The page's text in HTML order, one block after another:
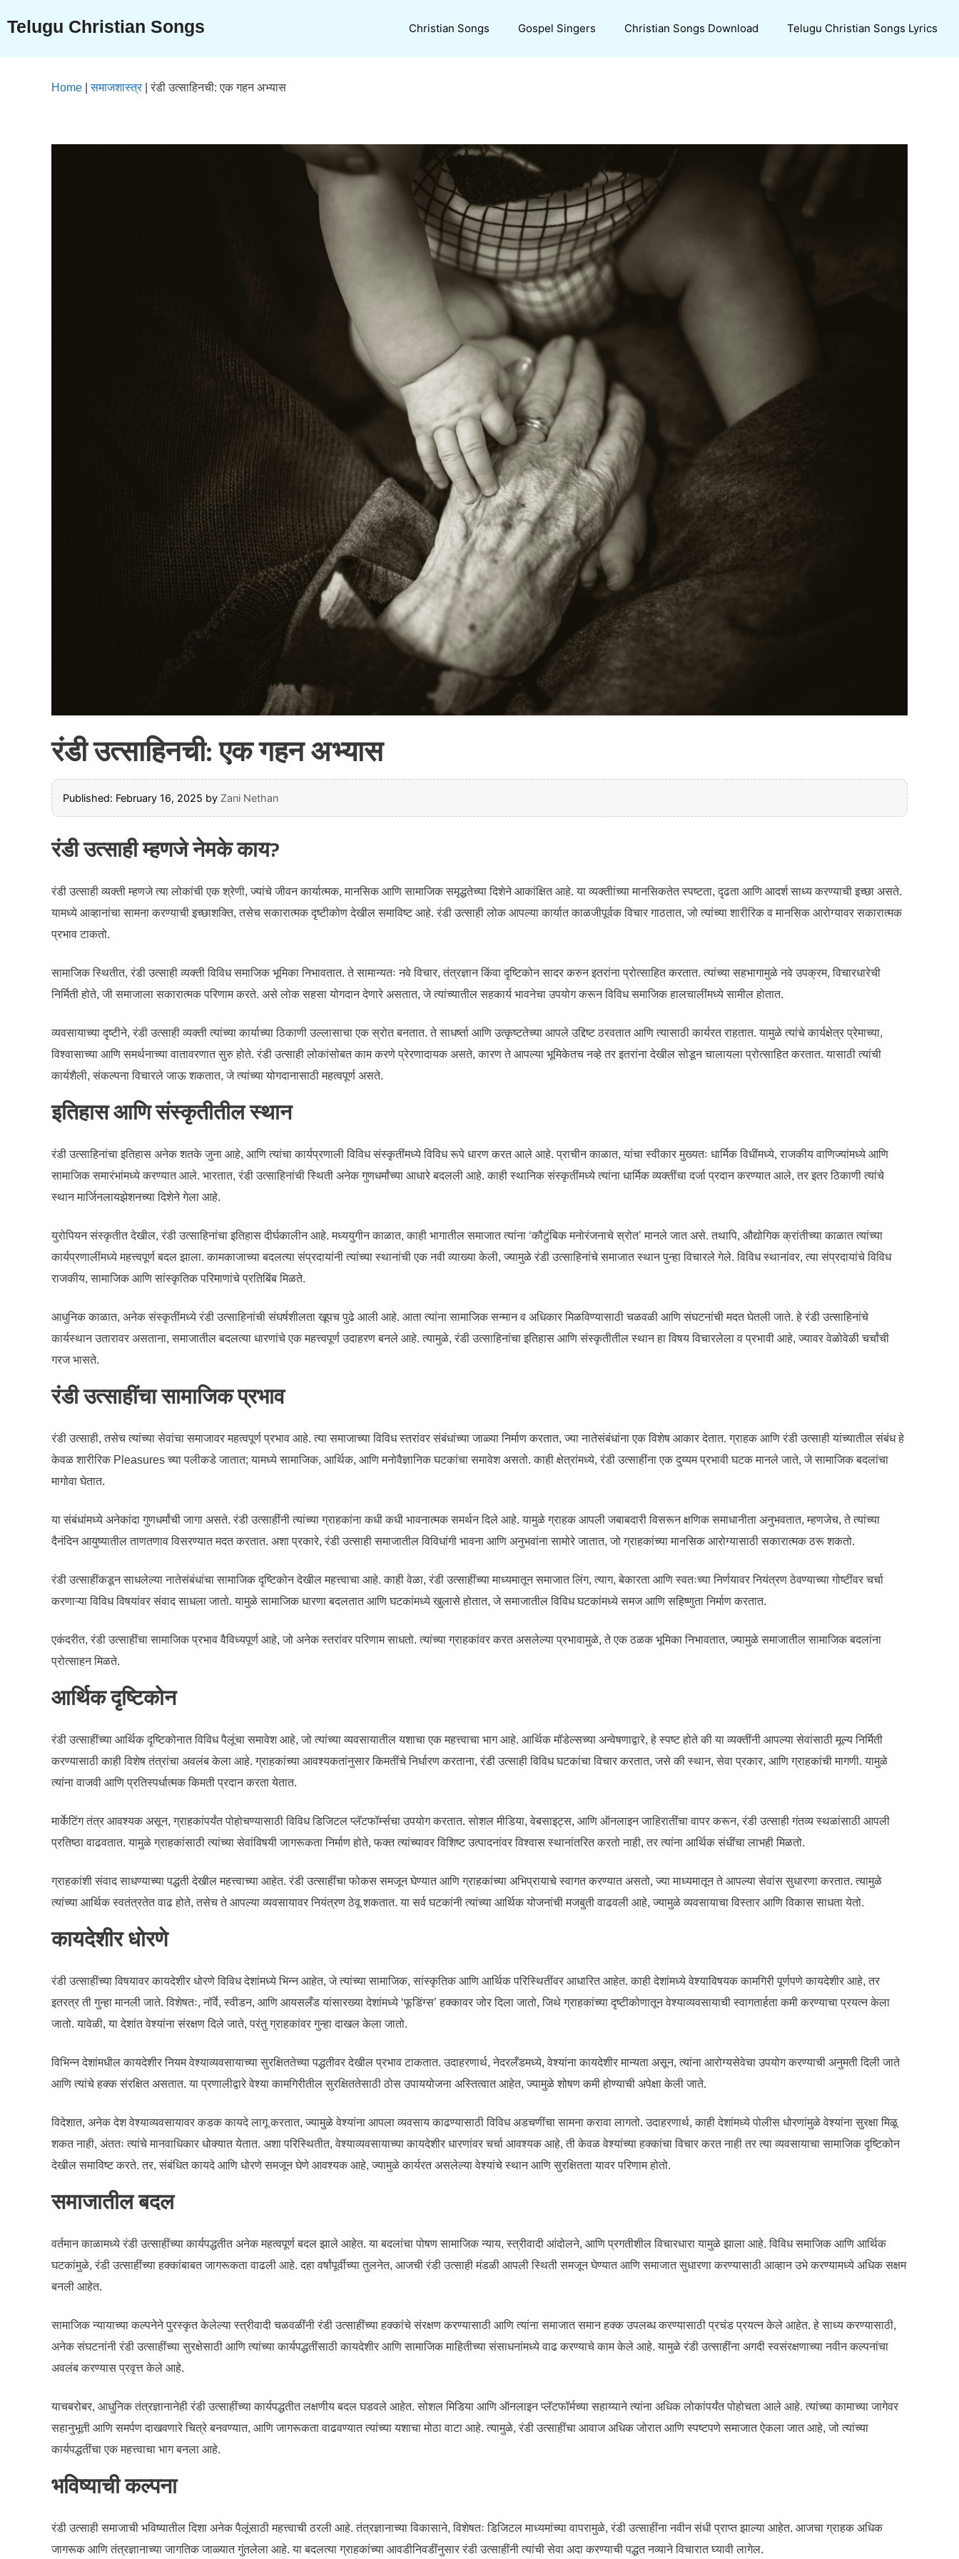
content
Telugu Christian Songs Christian Songs Gospel Singers Christian Songs Download Telugu Christian Songs Lyrics
Home |समाजशास्त्र |रंडी उत्साहिनची: एक गहन अभ्यास
रंडी उत्साहिनची: एक गहन अभ्यास
Published: February 16, 2025 by Zani Nethan
रंडी उत्साही म्हणजे नेमके काय?
रंडी उत्साही व्यक्ती म्हणजे त्या लोकांची एक श्रेणी, ज्यांचे जीवन कार्यात्मक, मानसिक आणि सामाजिक समृद्धतेच्या दिशेने आकांक्षित आहे. या व्यक्तीांच्या मानसिकतेत स्पष्टता, दृढता आणि आदर्श साध्य करण्याची इच्छा असते.
यामध्ये आव्हानांचा सामना करण्याची इच्छाशक्ति, तसेच सकारात्मक दृष्टीकोण देखील समाविष्ट आहे. रंडी उत्साही लोक आपल्या कार्यात काळजीपूर्वक विचार गाठतात, जो त्यांच्या शारीरिक व मानसिक आरोग्यावर सकारात्मक
प्रभाव टाकतो.
सामाजिक स्थितीत, रंडी उत्साही व्यक्ती विविध समाजिक भूमिका निभावतात. ते सामान्यतः नवे विचार, तंत्रज्ञान किंवा दृष्टिकोन सादर करुन इतरांना प्रोत्साहित करतात. त्यांच्या सहभागामुळे नवे उपक्रम, विचारधारेची
निर्मिती होते, जी समाजाला सकारात्मक परिणाम करते. असे लोक सहसा योगदान देणारे असतात, जे त्यांच्यातील सहकार्य भावनेचा उपयोग करून विविध समाजिक हालचालींमध्ये सामील होतात.
व्यवसायाच्या दृष्टीने, रंडी उत्साही व्यक्ती त्यांच्या कार्याच्या ठिकाणी उल्लासाचा एक स्रोत बनतात. ते साधर्ष्ता आणि उत्कृष्टतेच्या आपले उद्दिष्ट ठरवतात आणि त्यासाठी कार्यरत राहतात. यामुळे त्यांचे कार्यक्षेत्र प्रेमाच्या,
विश्वासाच्या आणि समर्थनाच्या वातावरणात सुरु होते. रंडी उत्साही लोकांसोबत काम करणे प्रेरणादायक असते, कारण ते आपल्या भूमिकेतच नव्हे तर इतरांना देखील सोडून चालायला प्रोत्साहित करतात. यासाठी त्यांची
कार्यशैली, संकल्पना विचारले जाऊ शकतात, जे त्यांच्या योगदानासाठी महत्वपूर्ण असते.
इतिहास आणि संस्कृतीतील स्थान
रंडी उत्साहिनांचा इतिहास अनेक शतके जुना आहे, आणि त्यांचा कार्यप्रणाली विविध संस्कृतींमध्ये विविध रूपे धारण करत आले आहे. प्राचीन काळात, यांचा स्वीकार मुख्यतः धार्मिक विधींमध्ये, राजकीय वाणिज्यांमध्ये आणि
सामाजिक समारंभांमध्ये करण्यात आले. भारतात, रंडी उत्साहिनांची स्थिती अनेक गुणधर्मांच्या आधारे बदलली आहे. काही स्थानिक संस्कृतींमध्ये त्यांना धार्मिक व्यक्तींचा दर्जा प्रदान करण्यात आले, तर इतर ठिकाणी त्यांचे
स्थान मार्जिनलायझेशनच्या दिशेने गेला आहे.
युरोपियन संस्कृतीत देखील, रंडी उत्साहिनांचा इतिहास दीर्घकालीन आहे. मध्ययुगीन काळात, काही भागातील समाजात त्यांना ‘कौटुंबिक मनोरंजनाचे स्रोत’ मानले जात असे. तथापि, औद्योगिक क्रांतीच्या काळात त्यांच्या
कार्यप्रणालींमध्ये महत्त्वपूर्ण बदल झाला. कामकाजाच्या बदलत्या संप्रदायांनी त्यांच्या स्थानांची एक नवी व्याख्या केली, ज्यामुळे रंडी उत्साहिनांचे समाजात स्थान पुन्हा विचारले गेले. विविध स्थानांवर, त्या संप्रदायांचे विविध
राजकीय, सामाजिक आणि सांस्कृतिक परिमाणांचे प्रतिबिंब मिळते.
आधुनिक काळात, अनेक संस्कृतींमध्ये रंडी उत्साहिनांची संघर्षशीलता खूपच पुढे आली आहे. आता त्यांना सामाजिक सन्मान व अधिकार मिळविण्यासाठी चळवळी आणि संघटनांची मदत घेतली जाते. हे रंडी उत्साहिनांचे
कार्यस्थान उतारावर असताना, समाजातील बदलत्या धारणांचे एक महत्त्वपूर्ण उदाहरण बनले आहे. त्यामुळे, रंडी उत्साहिनांचा इतिहास आणि संस्कृतीतील स्थान हा विषय विचारलेला व प्रभावी आहे, ज्यावर वेळोवेळी चर्चांची
गरज भासते.
रंडी उत्साहींचा सामाजिक प्रभाव
रंडी उत्साही, तसेच त्यांच्या सेवांचा समाजावर महत्वपूर्ण प्रभाव आहे. त्या समाजाच्या विविध स्तरांवर संबंधांच्या जाळ्या निर्माण करतात, ज्या नातेसंबंधांना एक विशेष आकार देतात. ग्राहक आणि रंडी उत्साही यांच्यातील संबंध हे
केवळ शारीरिक Pleasures च्या पलीकडे जातात; यामध्ये सामाजिक, आर्थिक, आणि मनोवैज्ञानिक घटकांचा समावेश असतो. काही क्षेत्रांमध्ये, रंडी उत्साहींना एक दुय्यम प्रभावी घटक मानले जाते, जे सामाजिक बदलांचा
मागोवा घेतात.
या संबंधांमध्ये अनेकांदा गुणधर्मांची जागा असते. रंडी उत्साहींनी त्यांच्या ग्राहकांना कधी कधी भावनात्मक समर्थन दिले आहे. यामुळे ग्राहक आपली जबाबदारी विसरून क्षणिक समाधानीता अनुभवतात, म्हणजेच, ते त्यांच्या
दैनंदिन आयुष्यातील ताणतणाव विसरण्यात मदत करतात. अशा प्रकारे, रंडी उत्साही समाजातील विविधांगी भावना आणि अनुभवांना सामोरे जातात, जो ग्राहकांच्या मानसिक आरोग्यासाठी सकारात्मक ठरू शकतो.
रंडी उत्साहींकडून साधलेल्या नातेसंबंधांचा सामाजिक दृष्टिकोन देखील महत्त्वाचा आहे. काही वेळा, रंडी उत्साहींच्या माध्यमातून समाजात लिंग, त्याग, बेकारता आणि स्वतःच्या निर्णयावर नियंत्रण ठेवण्याच्या गोष्टींवर चर्चा
करणाऱ्या विविध विषयांवर संवाद साधला जातो. यामुळे सामाजिक धारणा बदलतात आणि घटकांमध्ये खुलासे होतात, जे समाजातील विविध घटकांमध्ये समज आणि सहिष्णुता निर्माण करतात.
एकंदरीत, रंडी उत्साहींचा सामाजिक प्रभाव वैविध्यपूर्ण आहे, जो अनेक स्तरांवर परिणाम साधतो. त्यांच्या ग्राहकांवर करत असलेल्या प्रभावामुळे, ते एक ठळक भूमिका निभावतात, ज्यामुळे समाजातील सामाजिक बदलांना
प्रोत्साहन मिळते.
आर्थिक दृष्टिकोन
रंडी उत्साहींच्या आर्थिक दृष्टिकोनात विविध पैलूंचा समावेश आहे, जो त्यांच्या व्यवसायातील यशाचा एक महत्त्वाचा भाग आहे. आर्थिक मॉडेल्सच्या अन्वेषणाद्वारे, हे स्पष्ट होते की या व्यक्तींनी आपल्या सेवांसाठी मूल्य निर्मिती
करण्यासाठी काही विशेष तंत्रांचा अवलंब केला आहे. ग्राहकांच्या आवश्यकतांनुसार किमतींचे निर्धारण करताना, रंडी उत्साही विविध घटकांचा विचार करतात, जसे की स्थान, सेवा प्रकार, आणि ग्राहकांची मागणी. यामुळे
त्यांना वाजवी आणि प्रतिस्पर्धात्मक किमती प्रदान करता येतात.
मार्केटिंग तंत्र आवश्यक असून, ग्राहकांपर्यंत पोहोचण्यासाठी विविध डिजिटल प्लॅटफॉर्म्सचा उपयोग करतात. सोशल मीडिया, वेबसाइट्स, आणि ऑनलाइन जाहिरातींचा वापर करून, रंडी उत्साही गंतव्य स्थळांसाठी आपली
प्रतिष्ठा वाढवतात. यामुळे ग्राहकांसाठी त्यांच्या सेवांविषयी जागरूकता निर्माण होते, फक्त त्यांच्यावर विशिष्ट उत्पादनांवर विश्वास स्थानांतरित करतो नाही, तर त्यांना आर्थिक संधींचा लाभही मिळतो.
ग्राहकांशी संवाद साधण्याच्या पद्धती देखील महत्त्वाच्या आहेत. रंडी उत्साहींचा फोकस समजून घेण्यात आणि ग्राहकांच्या अभिप्रायाचे स्वागत करण्यात असतो, ज्या माध्यमातून ते आपल्या सेवांस सुधारणा करतात. त्यामुळे
त्यांच्या आर्थिक स्वतंत्रतेत वाढ होते, तसेच ते आपल्या व्यवसायावर नियंत्रण ठेवू शकतात. या सर्व घटकांनी त्यांच्या आर्थिक योजनांची मजबुती वाढवली आहे, ज्यामुळे व्यवसायाचा विस्तार आणि विकास साधता येतो.
कायदेशीर धोरणे
रंडी उत्साहींच्या विषयावर कायदेशीर धोरणे विविध देशांमध्ये भिन्न आहेत, जे त्यांच्या सामाजिक, सांस्कृतिक आणि आर्थिक परिस्थितींवर आधारित आहेत. काही देशांमध्ये वेश्याविषयक कामगिरी पूर्णपणे कायदेशीर आहे, तर
इतरत्र ती गुन्हा मानली जाते. विशेषतः, नॉर्वे, स्वीडन, आणि आयसलँड यांसारख्या देशांमध्ये ‘फूडिंग्स’ हक्कावर जोर दिला जातो, जिथे ग्राहकांच्या दृष्टीकोणातून वेश्याव्यवसायाची स्वागतार्हता कमी करण्याचा प्रयत्न केला
जातो. यावेळी, या देशांत वेश्यांना संरक्षण दिले जाते, परंतु ग्राहकांवर गुन्हा दाखल केला जातो.
विभिन्न देशांमधील कायदेशीर नियम वेश्याव्यवसायाच्या सुरक्षिततेच्या पद्धतीवर देखील प्रभाव टाकतात. उदाहरणार्थ, नेदरलँडमध्ये, वेश्यांना कायदेशीर मान्यता असून, त्यांना आरोग्यसेवेचा उपयोग करण्याची अनुमती दिली जाते
आणि त्यांचे हक्क संरक्षित असतात. या प्रणालीद्वारे वेश्या कामगिरीतील सुरक्षिततेसाठी ठोस उपाययोजना अस्तित्वात आहेत, ज्यामुळे शोषण कमी होण्याची अपेक्षा केली जाते.
विदेशात, अनेक देश वेश्याव्यवसायावर कडक कायदे लागू करतात, ज्यामुळे वेश्यांना आपला व्यवसाय काढण्यासाठी विविध अडचणींचा सामना करावा लागतो. उदाहरणार्थ, काही देशांमध्ये पोलीस धोरणांमुळे वेश्यांना सुरक्षा मिळू
शकत नाही, अंततः त्यांचे मानवाधिकार धोक्यात येतात. अशा परिस्थितीत, वेश्याव्यवसायाच्या कायदेशीर धारणांवर चर्चा आवश्यक आहे, ती केवळ वेश्यांच्या हक्कांचा विचार करत नाही तर त्या व्यवसायाचा सामाजिक दृष्टिकोन
देखील समाविष्ट करते. तर, संबंधित कायदे आणि धोरणे समजून घेणे आवश्यक आहे, ज्यामुळे कार्यरत असलेल्या वेश्यांचे स्थान आणि सुरक्षितता यावर परिणाम होतो.
समाजातील बदल
वर्तमान काळामध्ये रंडी उत्साहींच्या कार्यपद्धतीत अनेक महत्वपूर्ण बदल झाले आहेत. या बदलांचा पोषण सामाजिक न्याय, स्त्रीवादी आंदोलने, आणि प्रगतीशील विचारधारा यामुळे झाला आहे. विविध समाजिक आणि आर्थिक
घटकांमुळे, रंडी उत्साहींच्या हक्कांबाबत जागरूकता वाढली आहे. दहा वर्षांपूर्वीच्या तुलनेत, आजची रंडी उत्साही मंडळी आपली स्थिती समजून घेण्यात आणि समाजात सुधारणा करण्यासाठी आव्हान उभे करण्यामध्ये अधिक सक्षम
बनली आहेत.
सामाजिक न्यायाच्या कल्पनेने पुरस्कृत केलेल्या स्त्रीवादी चळवळींनी रंडी उत्साहींच्या हक्कांचे संरक्षण करण्यासाठी आणि त्यांना समाजात समान हक्क उपलब्ध करण्यासाठी प्रचंड प्रयत्न केले आहेत. हे साध्य करण्यासाठी,
अनेक संघटनांनी रंडी उत्साहींच्या सुरक्षेसाठी आणि त्यांच्या कार्यपद्धतींसाठी कायदेशीर आणि सामाजिक माहितीच्या संसाधनांमध्ये वाढ करण्याचे काम केले आहे. यामुळे रंडी उत्साहींना अगदी स्वसंरक्षणाच्या नवीन कल्पनांचा
अवलंब करण्यास प्रवृत्त केले आहे.
याचबरोबर, आधुनिक तंत्रज्ञानानेही रंडी उत्साहींच्या कार्यपद्धतीत लक्षणीय बदल घडवले आहेत. सोशल मिडिया आणि ऑनलाइन प्लॅटफॉर्मच्या सहाय्याने त्यांना अधिक लोकांपर्यंत पोहोचता आले आहे. त्यांच्या कामाच्या जागेवर
सहानुभूती आणि समर्पण दाखवणारे चित्रे बनवण्यात, आणि जागरूकता वाढवण्यात त्यांच्या यशाचा मोठा वाटा आहे. त्यामुळे, रंडी उत्साहींचा आवाज अधिक जोरात आणि स्पष्टपणे समाजात ऐकला जात आहे, जो त्यांच्या
कार्यपद्धतींचा एक महत्त्वाचा भाग बनला आहे.
भविष्याची कल्पना
रंडी उत्साही समाजाची भविष्यातील दिशा अनेक पैलूंसाठी महत्त्वाची ठरली आहे. तंत्रज्ञानाच्या विकासाने, विशेषतः डिजिटल माध्यमांच्या वापरामुळे, रंडी उत्साहींना नवीन संधी प्राप्त झाल्या आहेत. आजचा ग्राहक अधिक
जागरूक आणि तंत्रज्ञानाच्या जागतिक जाळ्यात गुंतलेला आहे. या बदलत्या ग्राहकांच्या आवडीनिवडींनुसार रंडी उत्साहींनी त्यांची सेवा अदा करण्याची पद्धत नव्याने विचारात घ्यावी लागेल.